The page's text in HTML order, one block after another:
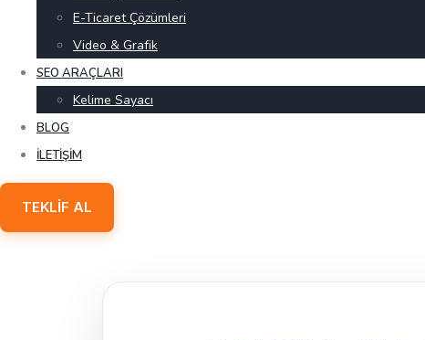
E-Ticaret Çözümleri
Video & Grafik
SEO ARAÇLARI
Kelime Sayacı
BLOG
İLETIŞIM
TEKLIF AL